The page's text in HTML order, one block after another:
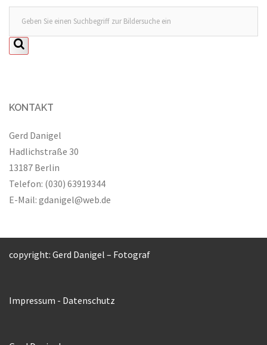
KONTAKT
Gerd Danigel
Hadlichstraße 30
13187 Berlin
Telefon: (030) 63919344
E-Mail: gdanigel@web.de
copyright: Gerd Danigel – Fotograf
Impressum - Datenschutz